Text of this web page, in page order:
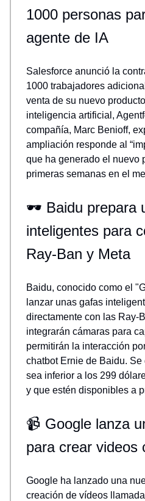
1000 personas
agente de IA
Salesforce anunció la
1000 trabajadores
venta de su nuevo
inteligencia artificial,
compañía, Marc Benioff,
ampliación responde al
que ha generado el nuevo
primeras semanas en el
🕶️ Baidu prepara
inteligentes para
Ray-Ban y Meta
Baidu, conocido como el
lanzar unas gafas
directamente con las Ray-
integrarán cámaras para
permitirán la interacción
chatbot Ernie de Baidu.
sea inferior a los 299
y que estén disponibles a
📹 Google lanza
para crear videos
Google ha lanzado una
creación de vídeos